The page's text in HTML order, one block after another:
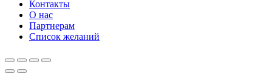
Контакты
О нас
Партнерам
Список желаний